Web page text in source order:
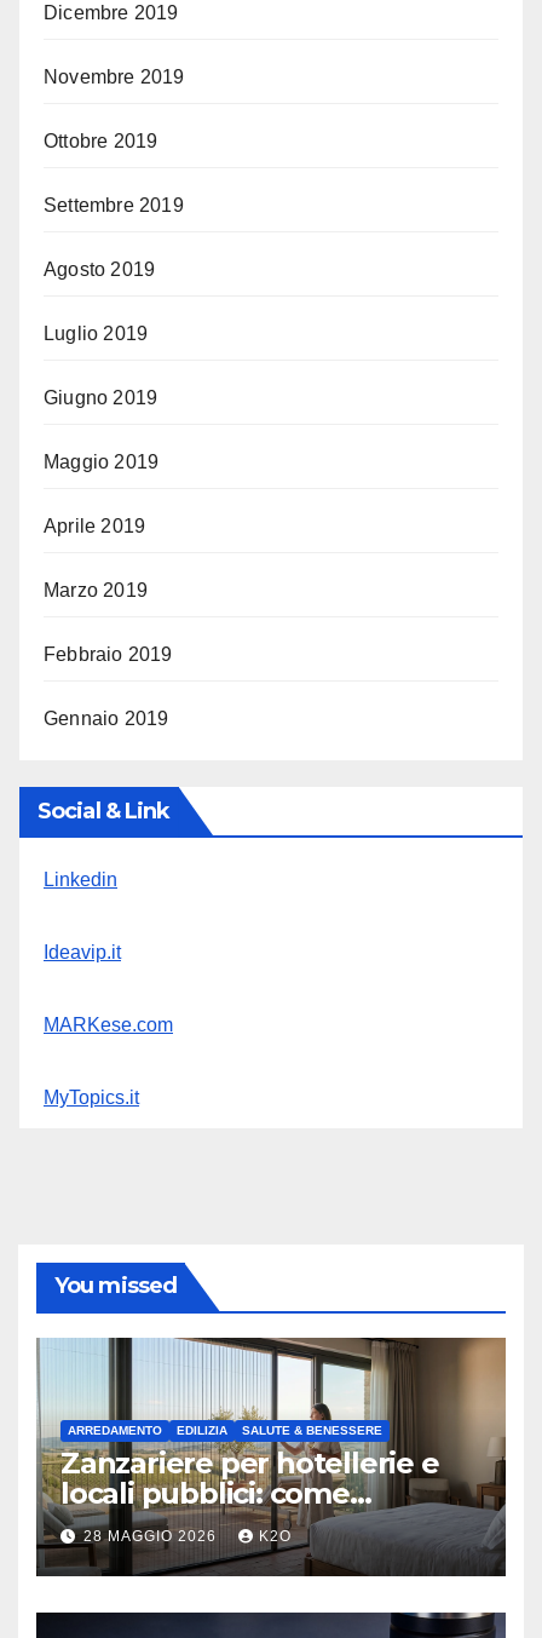
Dicembre 2019
Novembre 2019
Ottobre 2019
Settembre 2019
Agosto 2019
Luglio 2019
Giugno 2019
Maggio 2019
Aprile 2019
Marzo 2019
Febbraio 2019
Gennaio 2019
Social & Link
Linkedin
Ideavip.it
MARKese.com
MyTopics.it
You missed
ARREDAMENTO EDILIZIA SALUTE & BENESSERE
Zanzariere per hotellerie e
locali pubblici: come
migliorare l’esperienza dei
tuoi ospiti
28 MAGGIO 2026 K2O